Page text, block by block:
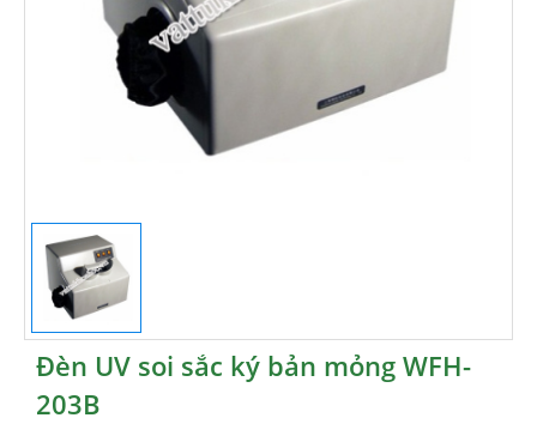
Đèn UV soi sắc ký bản mỏng WFH-
203B